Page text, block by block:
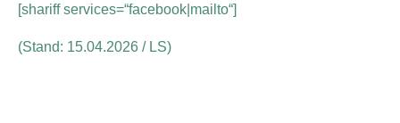
[shariff services=“facebook|mailto“]
(Stand: 15.04.2026 / LS)